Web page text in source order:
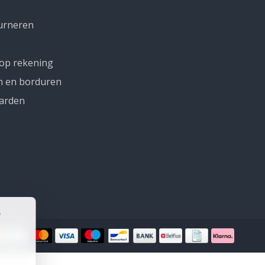
rekening
en borduren